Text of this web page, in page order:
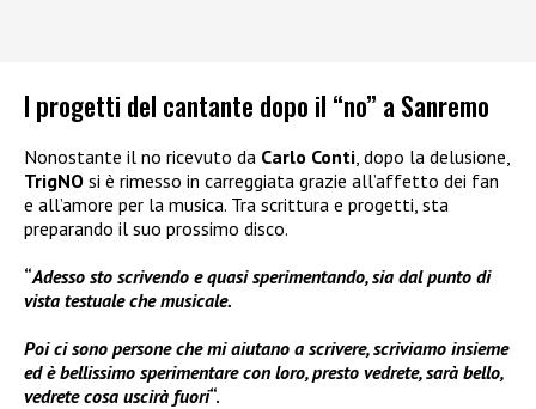
I progetti del cantante dopo il “no” a Sanremo
Nonostante il no ricevuto da Carlo Conti , dopo la delusione,
TrigNO si è rimesso in carreggiata grazie all’affetto dei fan
e all’amore per la musica. Tra scrittura e progetti, sta
preparando il suo prossimo disco.
“Adesso sto scrivendo e quasi sperimentando, sia dal punto di
vista testuale che musicale.
Poi ci sono persone che mi aiutano a scrivere, scriviamo insieme
ed è bellissimo sperimentare con loro, presto vedrete, sarà bello,
vedrete cosa uscirà fuori“.